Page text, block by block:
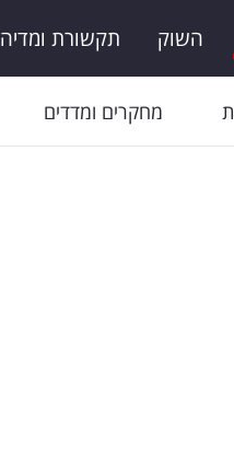
השוק תקשורת ומדיה
מחקרים ומדדים